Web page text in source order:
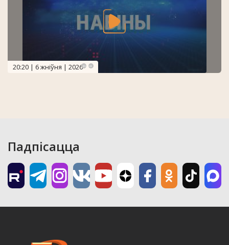
20:20 | 6 жніўня | 2026
Падпісацца